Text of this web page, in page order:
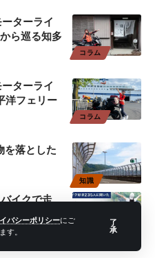
バシーポリシーにご
す。
了
承
コラム
ターライ
ら巡る知多
コラム
ターライ
洋フェリー
知識
を落とした
バイクニュース
イクで走